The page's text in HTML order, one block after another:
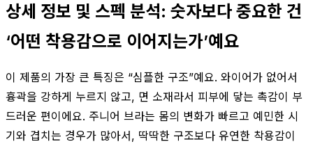
상세 정보 및 스펙 분석: 숫자보다 중요한 건
‘어떤 착용감으로 이어지는가’예요
이 제품의 가장 큰 특징은 “심플한 구조”예요. 와이어가 없어서
흉곽을 강하게 누르지 않고, 면 소재라서 피부에 닿는 촉감이 부
드러운 편이에요. 주니어 브라는 몸의 변화가 빠르고 예민한 시
기와 겹치는 경우가 많아서, 딱딱한 구조보다 유연한 착용감이